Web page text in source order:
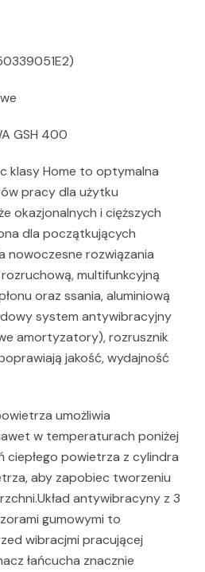
GSH 400
klasy Home to optymalna
pracy dla użytku
okazjonalnych i cięższych
dla początkujących
nowoczesne rozwiązania
multifunkcyjną
oraz ssania, aluminiową
system antywibracyjny
amortyzatory), rozrusznik
jakość, wydajność
umożliwia
w temperaturach poniżej
ciepłego powietrza z cylindra
aby zapobiec tworzeniu
antywibracyny z 3
gumowymi to
wibracjmi pracującej
łańcucha znacznie